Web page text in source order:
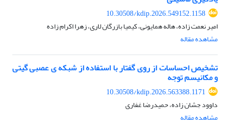
10.30508/kdip.2026.549152.1158
امیر نعمت زاده، هاله همایونی، کیمیا بازرگان لاری، زهرا اکرام زاده
مشاهده مقاله
تشخیص احساسات از روی گفتار با استفاده از شبکه ی عصبی گیتی
و مکانیسم توجه
10.30508/kdip.2026.563388.1171
داوود جشان زاده، حمیدرضا غفاری
مشاهده مقاله